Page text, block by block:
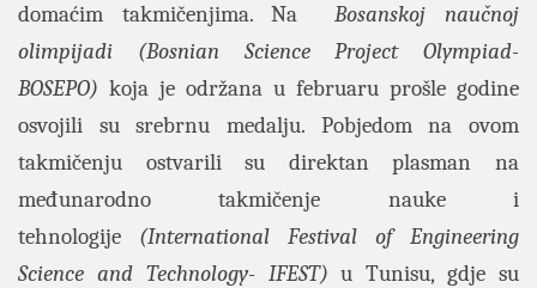
domaćim takmičenjima. Na
Bosanskoj naučnoj
olimpijadi (Bosnian Science Project Olympiad-
BOSEPO) koja je održana u februaru prošle godine
osvojili su srebrnu medalju. Pobjedom na ovom
takmičenju ostvarili su direktan plasman na
međunarodno takmičenje nauke i
tehnologije (International Festival of Engineering
Science and Technology- IFEST)u Tunisu, gdje su